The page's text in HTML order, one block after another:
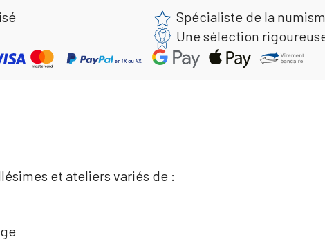
Spécialiste de la
Une sélection
et ateliers variés de :